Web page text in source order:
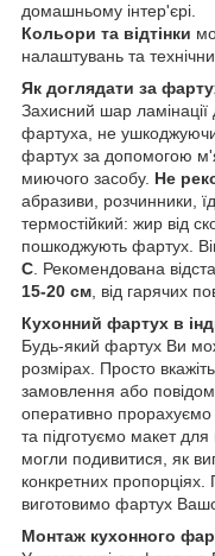
домашньому інтер'єрі.
Кольори та відтінки
налаштувань та
Як доглядати за
Захисний шар ламінації
фартуха, не
фартух за допомогою
миючого засобу. Не
абразиви, розчинники,
термостійкий: жир від
пошкоджують фартух.
С. Рекомендована
15-20 см, від гарячих
Кухонний фартух в
Будь-який фартух Ви
розмірах. Просто вкажіть
замовлення або
оперативно прорахуємо
та підготуємо макет
могли подивитися, як
конкретних
виготовимо фартух
Монтаж кухонного